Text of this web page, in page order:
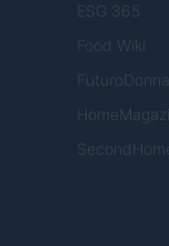
ESG 365
Food Wiki
FuturoDonna